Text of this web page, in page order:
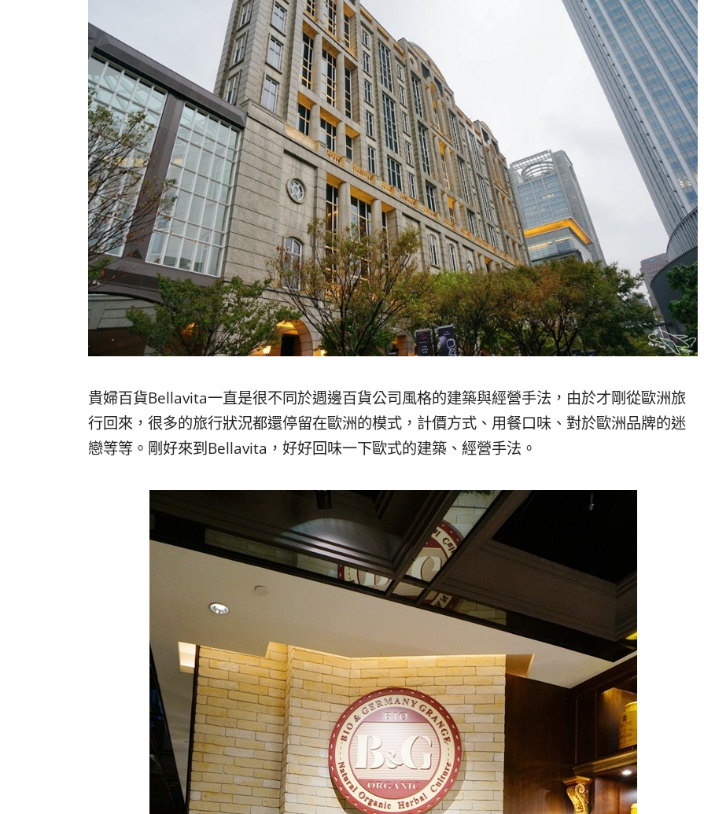
貴婦百貨Bellavita一直是很不同於週邊百貨公司風格的建築與經營手法，由於才剛從歐洲旅
行回來，很多的旅行狀況都還停留在歐洲的模式，計價方式、用餐口味、對於歐洲品牌的迷
戀等等。剛好來到Bellavita，好好回味一下歐式的建築、經營手法。